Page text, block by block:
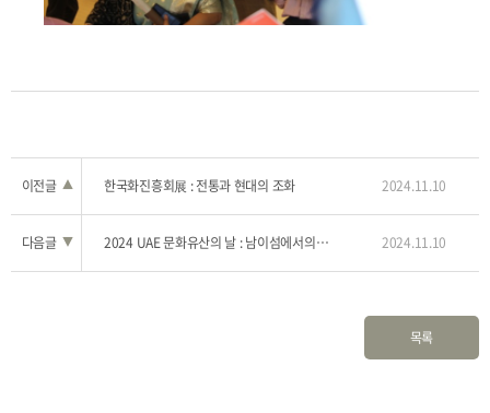
이전글 ▲ 한국화진흥회展 : 전통과 현대의 조화 2024.11.10
다음글 ▼ 2024 UAE 문화유산의 날 : 남이섬에서의 만남 2024.11.10
목록